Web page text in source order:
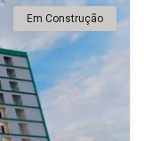
Em Construção